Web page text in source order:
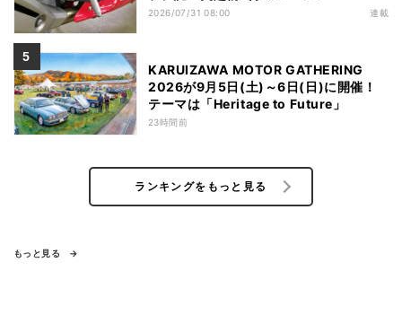
2026/07/31 08:00 連載
KARUIZAWA MOTOR GATHERING
2026が9月5日(土)～6日(日)に開催！
テーマは「Heritage to Future」
23時間前
ランキングをもっと見る
もっと見る